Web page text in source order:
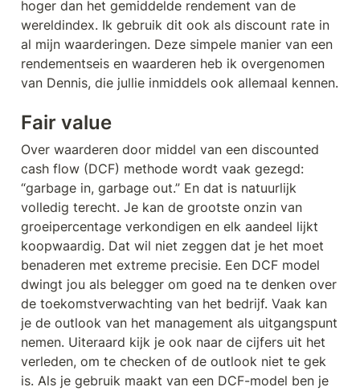
hoger dan het gemiddelde rendement van de
wereldindex. Ik gebruik dit ook als discount rate in
al mijn waarderingen. Deze simpele manier van een
rendementseis en waarderen heb ik overgenomen
van Dennis, die jullie inmiddels ook allemaal kennen.
Fair value
Over waarderen door middel van een discounted
cash flow (DCF) methode wordt vaak gezegd:
“garbage in, garbage out.” En dat is natuurlijk
volledig terecht. Je kan de grootste onzin van
groeipercentage verkondigen en elk aandeel lijkt
koopwaardig. Dat wil niet zeggen dat je het moet
benaderen met extreme precisie. Een DCF model
dwingt jou als belegger om goed na te denken over
de toekomstverwachting van het bedrijf. Vaak kan
je de outlook van het management als uitgangspunt
nemen. Uiteraard kijk je ook naar de cijfers uit het
verleden, om te checken of de outlook niet te gek
is. Als je gebruik maakt van een DCF-model ben je